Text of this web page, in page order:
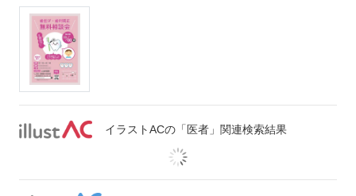
イラストACの「医者」関連検索結果